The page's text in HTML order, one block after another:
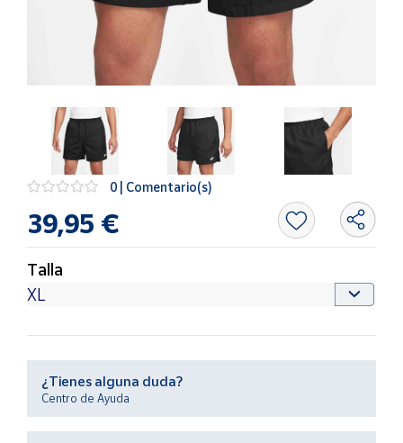
novedades
de Correos
Productos
Solidarios
Ayuda
Centro
Contacto
0 | Comentario(s)
39,95 €
Talla
¿Tienes alguna duda?
Centro de Ayuda